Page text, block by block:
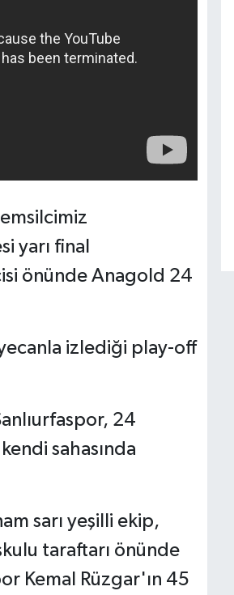
yarı final
önünde Anagold 24
izlediği play-off
24
sahasında
sarı yeşilli ekip,
taraftarı önünde
Kemal Rüzgar'ın 45